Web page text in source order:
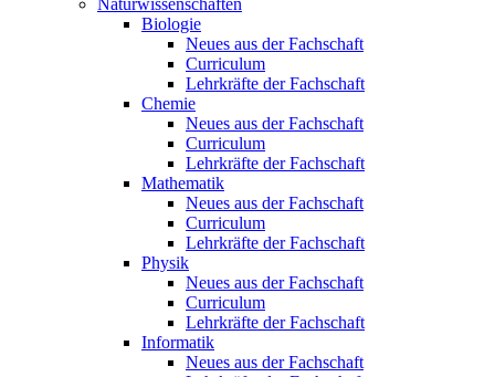
Biologie
Neues aus der Fachschaft
Curriculum
Lehrkräfte der Fachschaft
Chemie
Neues aus der Fachschaft
Curriculum
Lehrkräfte der Fachschaft
Mathematik
Neues aus der Fachschaft
Curriculum
Lehrkräfte der Fachschaft
Physik
Neues aus der Fachschaft
Curriculum
Lehrkräfte der Fachschaft
Informatik
Neues aus der Fachschaft